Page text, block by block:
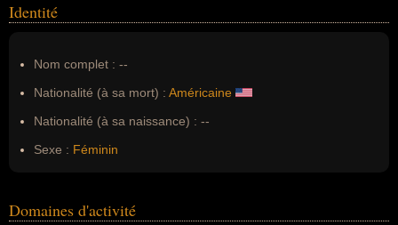
Identité
Nom complet : --
Nationalité (à sa mort) : Américaine
Nationalité (à sa naissance) : --
Sexe : Féminin
Domaines d'activité